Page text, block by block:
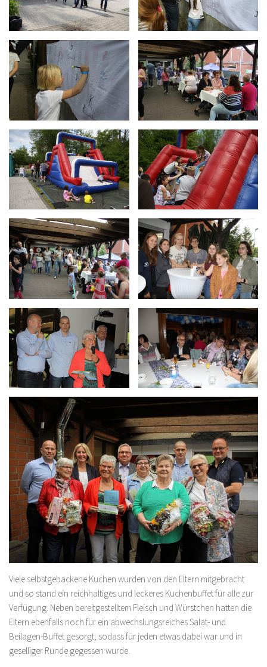
Viele selbstgebackene Kuchen wurden von den Eltern mitgebracht
und so stand ein reichhaltiges und leckeres Kuchenbuffet für alle zur
Verfügung. Neben bereitgestelltem Fleisch und Würstchen hatten die
Eltern ebenfalls noch für ein abwechslungsreiches Salat- und
Beilagen-Buffet gesorgt, sodass für jeden etwas dabei war und in
geselliger Runde gegessen wurde.